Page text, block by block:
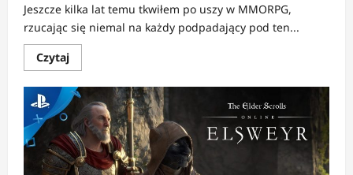
Jeszcze kilka lat temu tkwiłem po uszy w MMORPG,
rzucając się niemal na każdy podpadający pod ten...
CzytajDowiedz
się
o
Elder
Scrolls
Online
–
pięć
lat
zmian